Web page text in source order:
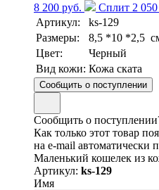
8 200 руб.
Сплит 2 050
Артикул:
ks-129
Размеры:
8,5 *10 *2,5
Цвет:
Черный
Вид кожи: Кожа ската
Сообщить о поступлении
Сообщить о
Как только этот товар
на e-mail автоматически
Маленький кошелек из
Артикул: ks-129
Имя